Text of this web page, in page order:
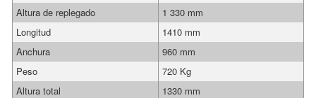
Altura de replegado
1 330 mm
Longitud
1410 mm
Anchura
960 mm
Peso
720 Kg
Altura total
1330 mm